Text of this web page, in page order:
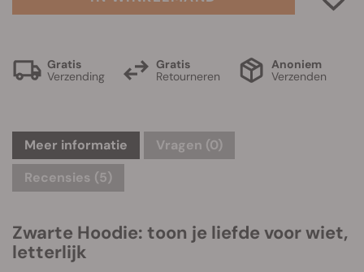
Gratis
Verzending
Gratis
Retourneren
Anoniem
Verzenden
Meer informatie Vragen (0)
Recensies (5)
Zwarte Hoodie: toon je liefde voor wiet,
letterlijk